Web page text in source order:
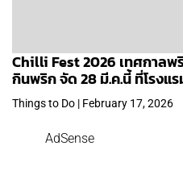
Chilli Fest 2026 เทศกาล
กินพริก จัด 28 มี.ค.นี้ ที่โรงแ
Things to Do | February 17, 2026
AdSense